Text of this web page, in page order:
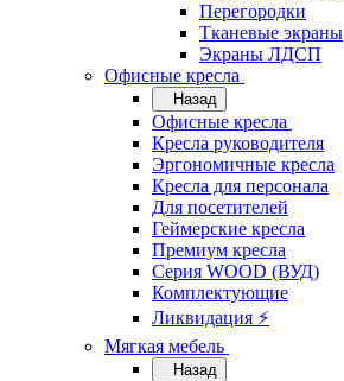
Перегородки
Тканевые экраны
Экраны ЛДСП
Офисные кресла
Назад
Офисные кресла
Кресла руководителя
Эргономичные кресла
Кресла для персонала
Для посетителей
Геймерские кресла
Премиум кресла
Серия WOOD (ВУД)
Комплектующие
Ликвидация ⚡
Мягкая мебель
Назад